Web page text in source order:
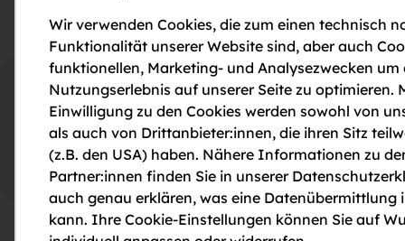
Galerie Pläne Lage
2_4 (1)
Wir verwenden Cookies, die zum einen technisch
Funktionalität unserer Website sind, aber auch
funktionellen, Marketing- und Analysezwecken um
Nutzungserlebnis auf unserer Seite zu optimieren.
Einwilligung zu den Cookies werden sowohl von
als auch von Drittanbieter:innen, die ihren Sitz
(z.B. den USA) haben. Nähere Informationen zu
Partner:innen finden Sie in unserer
auch genau erklären, was eine Datenübermittlung
kann. Ihre Cookie-Einstellungen können Sie auf